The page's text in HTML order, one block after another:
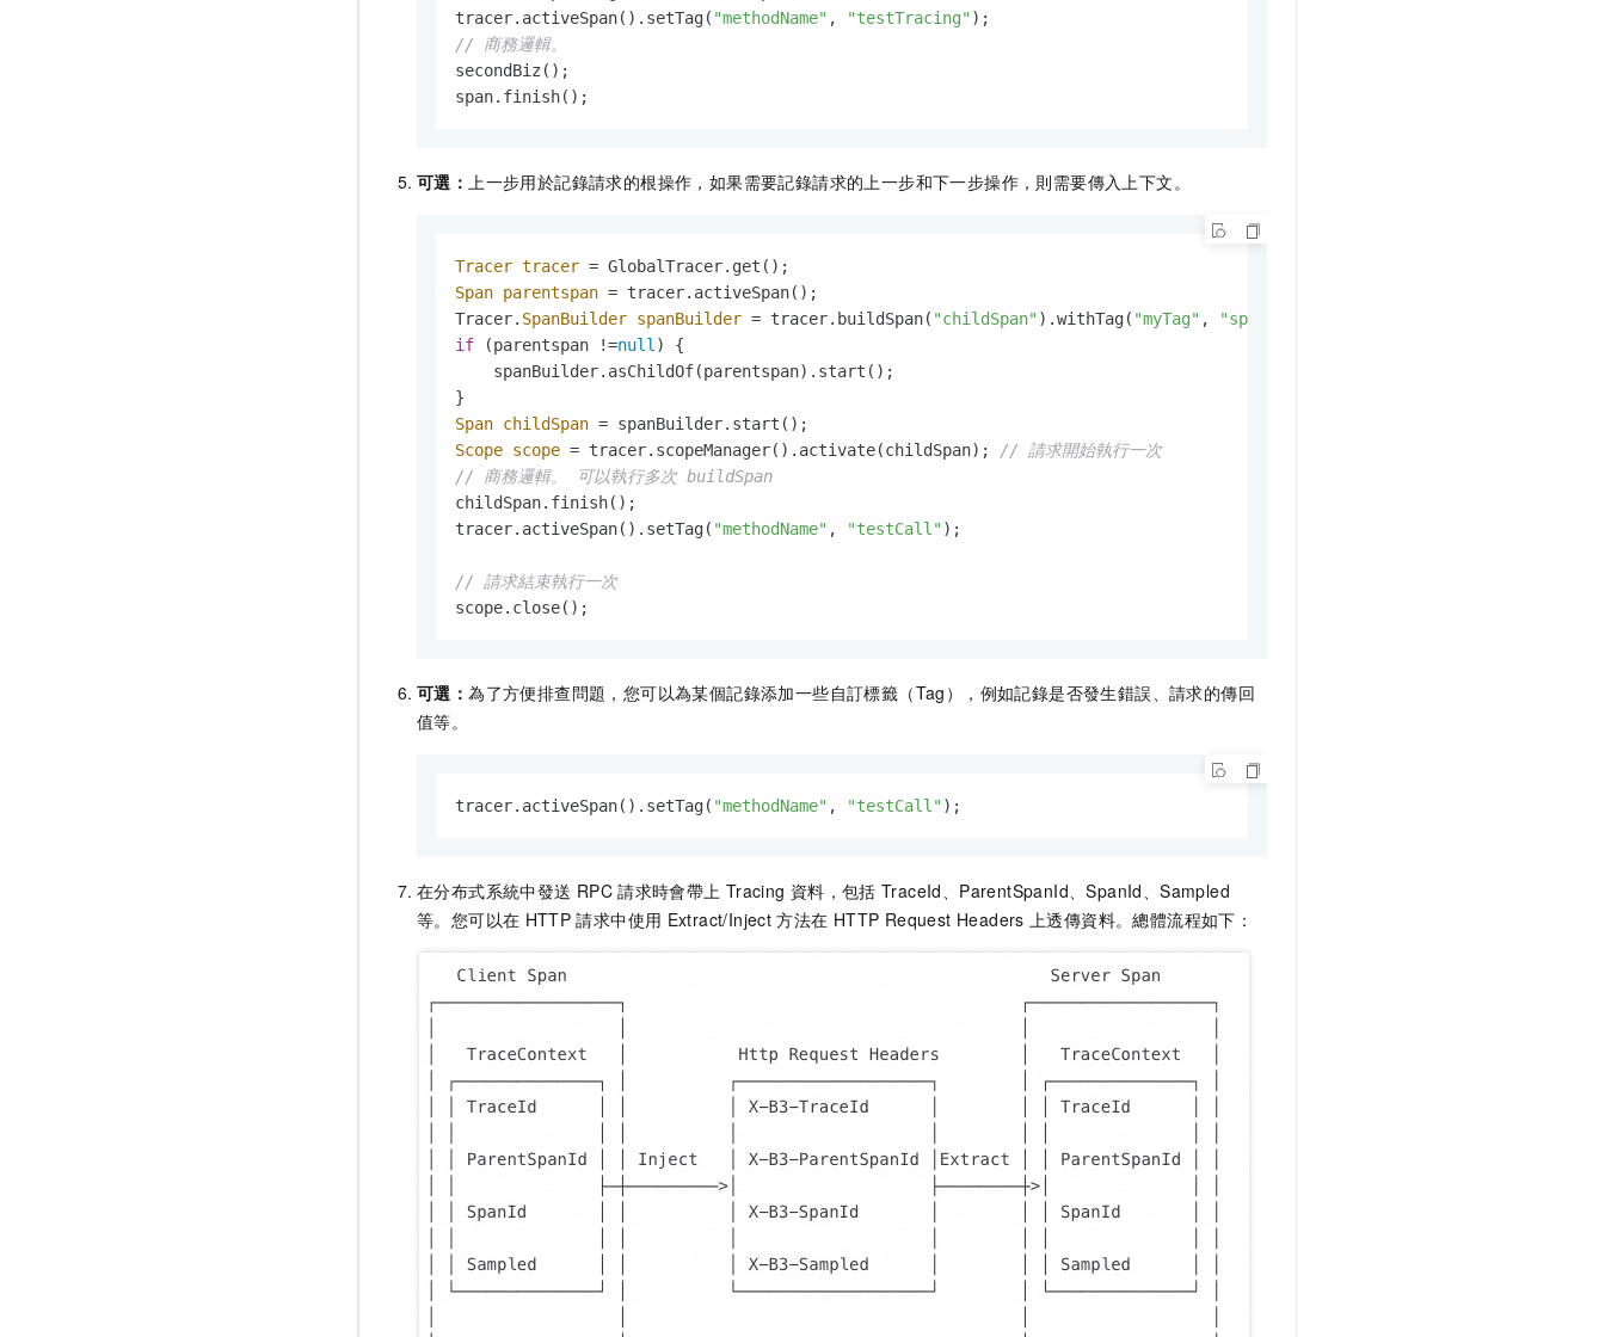
tracer.activeSpan().setTag( "methodName" , "testTracing"
// 商務邏輯。
secondBiz();
span.finish();
可選：上一步用於記錄請求的根操作，如果需要記錄請求的上一步和下一步操作，則需要傳入上下文。
Tracer tracer =
Span parentspan = tracer.activeSpan();
Tracer. SpanBuilder spanBuilder = tracer.buildSpan( "childSpan" ).withTag( "myTag" , "spanSecond"
if (parentspan !=null) {
    spanBuilder.asChildOf(parentspan).start();
Span childSpan =
Scope scope = tracer.scopeManager().activate(childSpan); // 請求開始執行一次
// 商務邏輯。 可以執行多次 buildSpan
childSpan.finish();
tracer.activeSpan().setTag( "methodName" , "testCall" );
// 請求結束執行一次
scope.close();
可選：為了方便排查問題，您可以為某個記錄添加一些自訂標籤（Tag），例如記錄是否發生錯誤、請求的傳回
值等。
tracer.activeSpan().setTag( "methodName" , "testCall" );
在分布式系統中發送 RPC 請求時會帶上 Tracing 資料，包括 TraceId、ParentSpanId、SpanId、Sampled
等。您可以在 HTTP 請求中使用 Extract/Inject 方法在 HTTP Request Headers 上透傳資料。總體流程如下：